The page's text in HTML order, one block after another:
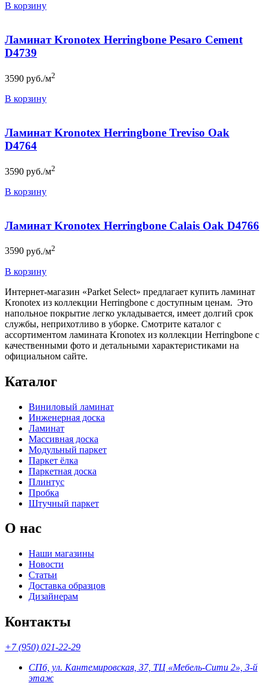
В корзину
Ламинат Kronotex Herringbone Pesaro Cement
D4739
3590 руб./м2
В корзину
Ламинат Kronotex Herringbone Treviso Oak
D4764
3590 руб./м2
В корзину
Ламинат Kronotex Herringbone Calais Oak D4766
3590 руб./м2
В корзину
Интернет-магазин «Parket Select» предлагает купить ламинат
Kronotex из коллекции Herringbone c доступным ценам. Это
напольное покрытие легко укладывается, имеет долгий срок
службы, неприхотливо в уборке. Смотрите каталог с
ассортиментом ламината Kronotex из коллекции Herringbone c
качественными фото и детальными характеристиками на
официальном сайте.
Каталог
Виниловый ламинат
Инженерная доска
Ламинат
Массивная доска
Модульный паркет
Паркет ёлка
Паркетная доска
Плинтус
Пробка
Штучный паркет
О нас
Наши магазины
Новости
Статьи
Доставка образцов
Дизайнерам
Контакты
+7 (950) 021-22-29
СПб, ул. Кантемировская, 37, ТЦ «Мебель-Сити 2», 3-й
этаж